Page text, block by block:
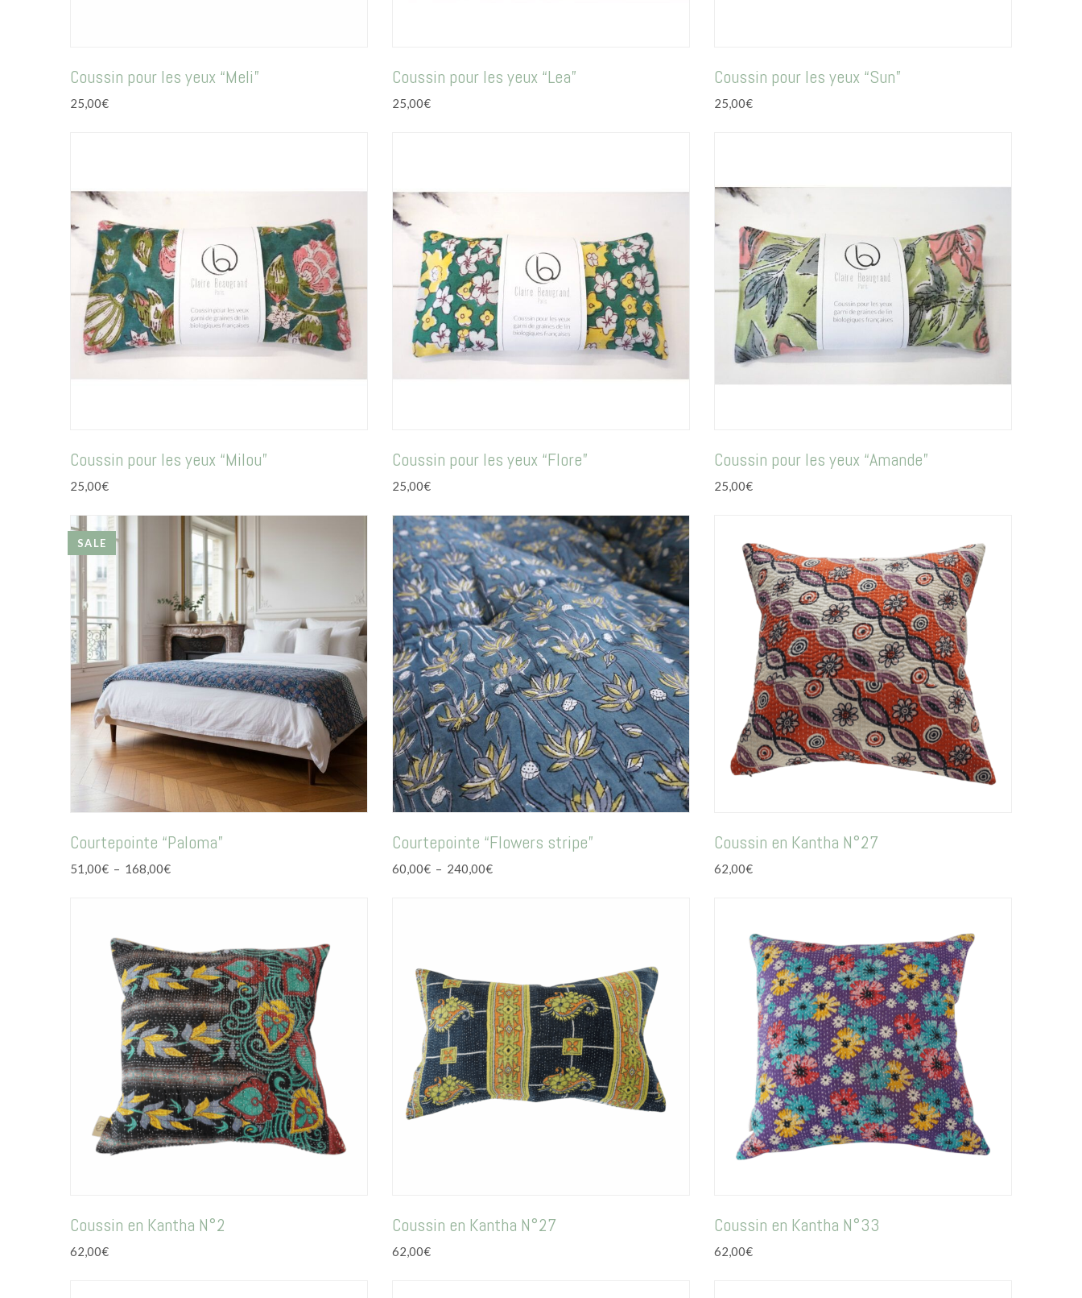
Coussin pour les yeux “Meli”
25,00€
Coussin pour les yeux “Lea”
25,00€
Coussin pour les yeux “Sun”
25,00€
Coussin pour les yeux “Milou”
25,00€
Coussin pour les yeux “Flore”
25,00€
Coussin pour les yeux “Amande”
25,00€
SALE
Courtepointe “Paloma”
51,00€ – 168,00€Plage
168,00€
Courtepointe “Flowers stripe”
60,00€ – 240,00€Plage
Coussin en Kantha N°27
62,00€
Coussin en Kantha N°2
62,00€
Coussin en Kantha N°27
62,00€
Coussin en Kantha N°33
62,00€